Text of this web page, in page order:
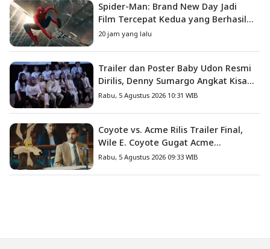
Spider-Man: Brand New Day Jadi
Film Tercepat Kedua yang Berhasil
Tembus US$1 Miliar
20 jam yang lalu
Trailer dan Poster Baby Udon Resmi
Dirilis, Denny Sumargo Angkat Kisah
Nyata Fanny Kondoh
Rabu, 5 Agustus 2026 10:31 WIB
Coyote vs. Acme Rilis Trailer Final,
Wile E. Coyote Gugat Acme
Corporation ke Pengadilan
Rabu, 5 Agustus 2026 09:33 WIB